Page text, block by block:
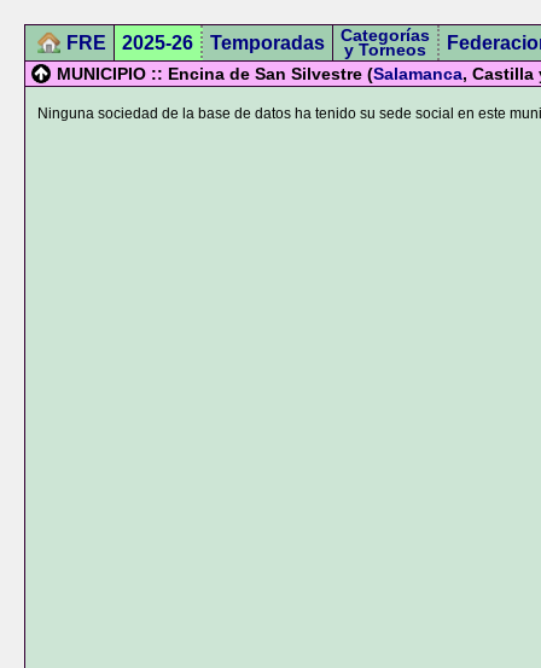
FRE 2025-26 Temporadas Categorías
y Torneos
MUNICIPIO :: Encina de San Silvestre (Salamanca, Castilla
Ninguna sociedad de la base de datos ha tenido su sede social en este